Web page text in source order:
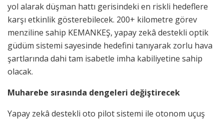
yol alarak düşman hattı gerisindeki en riskli hedeflere
karşı etkinlik gösterebilecek. 200+ kilometre görev
menziline sahip KEMANKEŞ, yapay zekâ destekli optik
güdüm sistemi sayesinde hedefini tanıyarak zorlu hava
şartlarında dahi tam isabetle imha kabiliyetine sahip
olacak.
Muharebe sırasında dengeleri değiştirecek
Yapay zekâ destekli oto pilot sistemi ile otonom uçuş